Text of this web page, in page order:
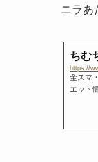
ニラあ
ちむ
https://
金スマ
エット